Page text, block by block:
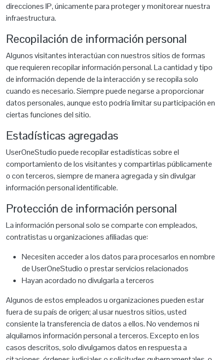
direcciones IP, únicamente para proteger y monitorear nuestra
infraestructura.
Recopilación de información personal
Algunos visitantes interactúan con nuestros sitios de formas
que requieren recopilar información personal. La cantidad y tipo
de información depende de la interacción y se recopila solo
cuando es necesario. Siempre puede negarse a proporcionar
datos personales, aunque esto podría limitar su participación en
ciertas funciones del sitio.
Estadísticas agregadas
UserOneStudio puede recopilar estadísticas sobre el
comportamiento de los visitantes y compartirlas públicamente
o con terceros, siempre de manera agregada y sin divulgar
información personal identificable.
Protección de información personal
La información personal solo se comparte con empleados,
contratistas u organizaciones afiliadas que:
Necesiten acceder a los datos para procesarlos en nombre
de UserOneStudio o prestar servicios relacionados
Hayan acordado no divulgarla a terceros
Algunos de estos empleados u organizaciones pueden estar
fuera de su país de origen; al usar nuestros sitios, usted
consiente la transferencia de datos a ellos. No vendemos ni
alquilamos información personal a terceros. Excepto en los
casos descritos, solo divulgamos datos en respuesta a